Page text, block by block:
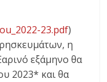
23.pdf)
η
εξάμηνο θα
2023* και θα